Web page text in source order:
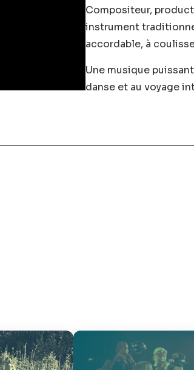
Compositeur,
instrument
accordable, à
Une musique
danse et au voyage